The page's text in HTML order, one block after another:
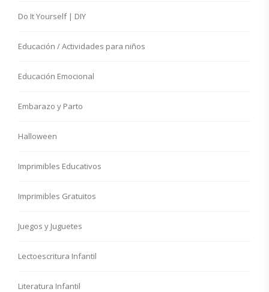
Do It Yourself | DIY
Educación / Actividades para niños
Educación Emocional
Embarazo y Parto
Halloween
Imprimibles Educativos
Imprimibles Gratuitos
Juegos y Juguetes
Lectoescritura Infantil
Literatura Infantil